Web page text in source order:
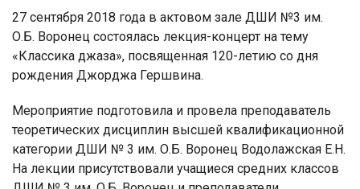
27 сентября 2018 года в актовом зале ДШИ №3 им.
О.Б. Воронец состоялась лекция-концерт на тему
«Классика джаза», посвященная 120-летию со дня
рождения Джорджа Гершвина.
Мероприятие подготовила и провела преподаватель
теоретических дисциплин высшей квалификационной
категории ДШИ № 3 им. О.Б. Воронец Водолажская Е.Н.
На лекции присутствовали учащиеся средних классов